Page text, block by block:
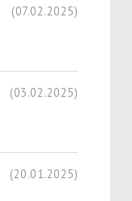
(07.02.2025)
(03.02.2025)
(20.01.2025)